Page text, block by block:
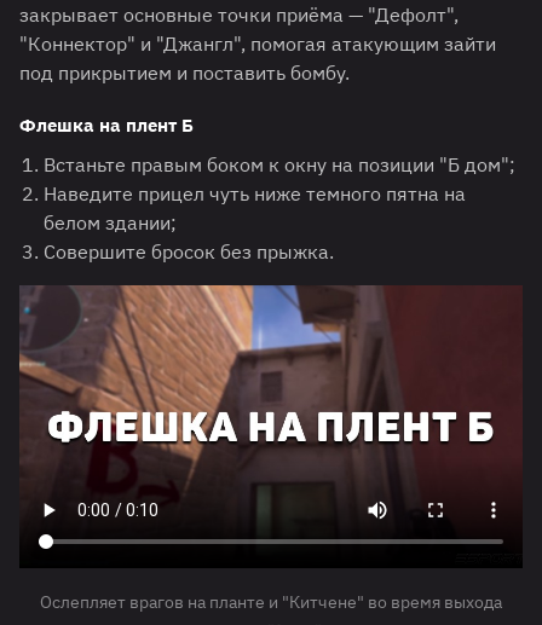
закрывает основные точки приёма — "Дефолт",
"Коннектор" и "Джангл", помогая атакующим зайти
под прикрытием и поставить бомбу.
Флешка на плент Б
Встаньте правым боком к окну на позиции "Б дом";
Наведите прицел чуть ниже темного пятна на
белом здании;
Совершите бросок без прыжка.
Ослепляет врагов на планте и "Китчене" во время выхода